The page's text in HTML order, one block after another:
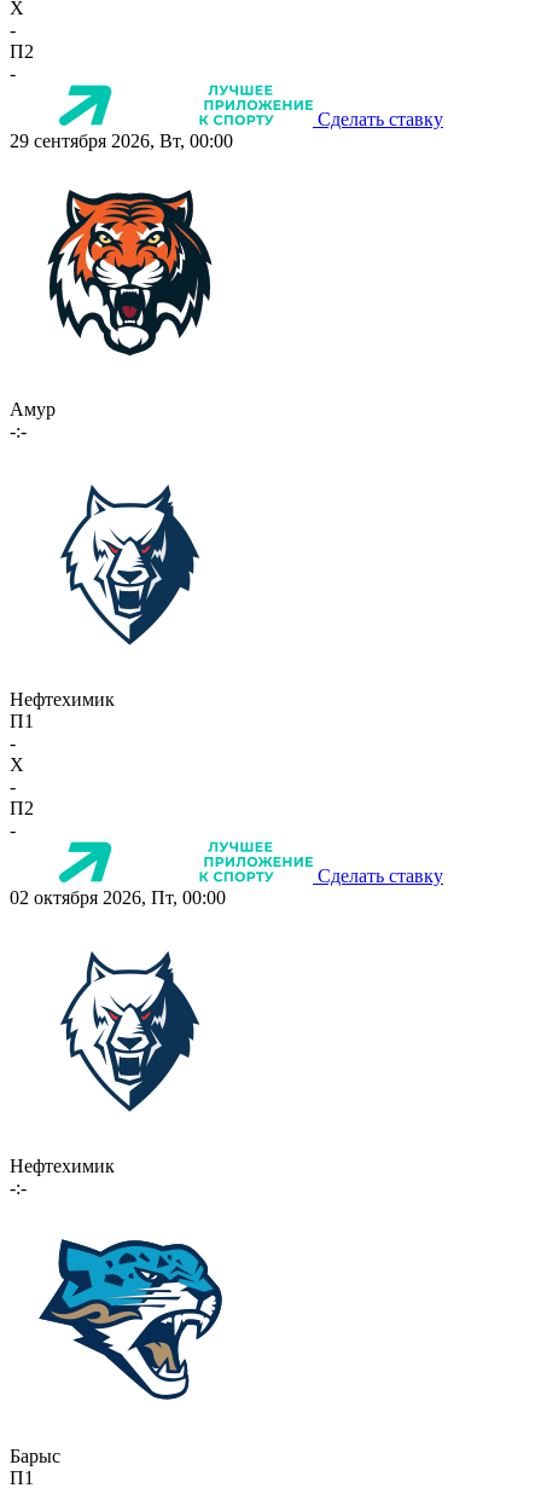
X
-
П2
-
Сделать ставку
29 сентября 2026, Вт, 00:00
Амур
-:-
Нефтехимик
П1
-
X
-
П2
-
Сделать ставку
02 октября 2026, Пт, 00:00
Нефтехимик
-:-
Барыс
П1